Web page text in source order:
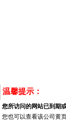
温馨提示：
您所访问的网站已到期
您也可以查看该公司黄